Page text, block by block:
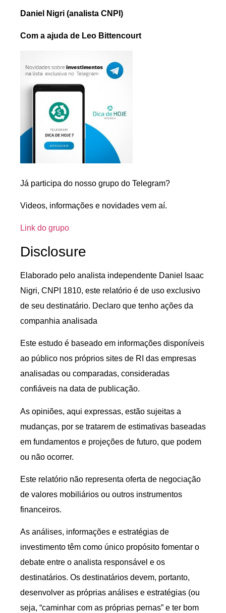
Daniel Nigri (analista CNPI)
Com a ajuda de Leo Bittencourt
Já participa do nosso grupo do Telegram?
Videos, informações e novidades vem aí.
Link do grupo
Disclosure
Elaborado pelo analista independente Daniel Isaac
Nigri, CNPI 1810, este relatório é de uso exclusivo
de seu destinatário. Declaro que tenho ações da
companhia analisada
Este estudo é baseado em informações disponíveis
ao público nos próprios sites de RI das empresas
analisadas ou comparadas, consideradas
confiáveis na data de publicação.
As opiniões, aqui expressas, estão sujeitas a
mudanças, por se tratarem de estimativas baseadas
em fundamentos e projeções de futuro, que podem
ou não ocorrer.
Este relatório não representa oferta de negociação
de valores mobiliários ou outros instrumentos
financeiros.
As análises, informações e estratégias de
investimento têm como único propósito fomentar o
debate entre o analista responsável e os
destinatários. Os destinatários devem, portanto,
desenvolver as próprias análises e estratégias (ou
seja, “caminhar com as próprias pernas” e ter bom